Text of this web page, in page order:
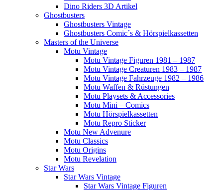
Dino Riders 3D Artikel
Ghostbusters
Ghostbusters Vintage
Ghostbusters Comic´s & Hörspielkassetten
Masters of the Universe
Motu Vintage
Motu Vintage Figuren 1981 – 1987
Motu Vintage Creaturen 1983 – 1987
Motu Vintage Fahrzeuge 1982 – 1986
Motu Waffen & Rüstungen
Motu Playsets & Accessories
Motu Mini – Comics
Motu Hörspielkassetten
Motu Repro Sticker
Motu New Advenure
Motu Classics
Motu Origins
Motu Revelation
Star Wars
Star Wars Vintage
Star Wars Vintage Figuren